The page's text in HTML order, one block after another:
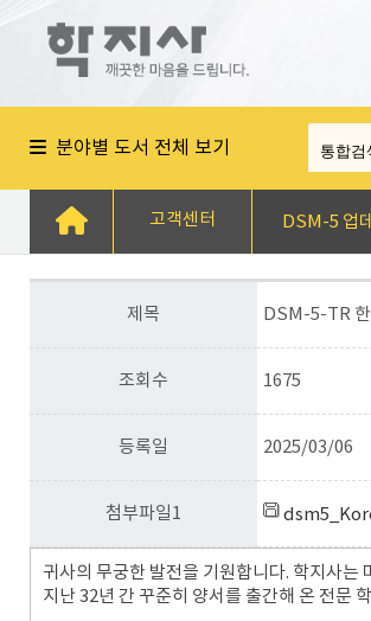
분야별 도서 전체 보기
고객센터 DSM-5 업
제목 DSM-5-TR
조회수 1675
등록일 2025/03/06
첨부파일1
귀사의 무궁한 발전을 기원합니다. 학지사는
지난 32년 간 꾸준히 양서를 출간해 온 전문